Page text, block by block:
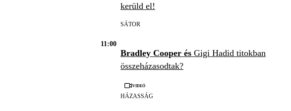
kerüld el!
SÁTOR
11:00
Bradley Cooper és Gigi Hadid titokban
összeházasodtak?
Videó
HÁZASSÁG